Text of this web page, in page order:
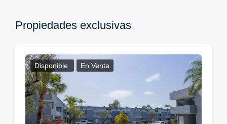
Propiedades exclusivas
Disponible En Venta